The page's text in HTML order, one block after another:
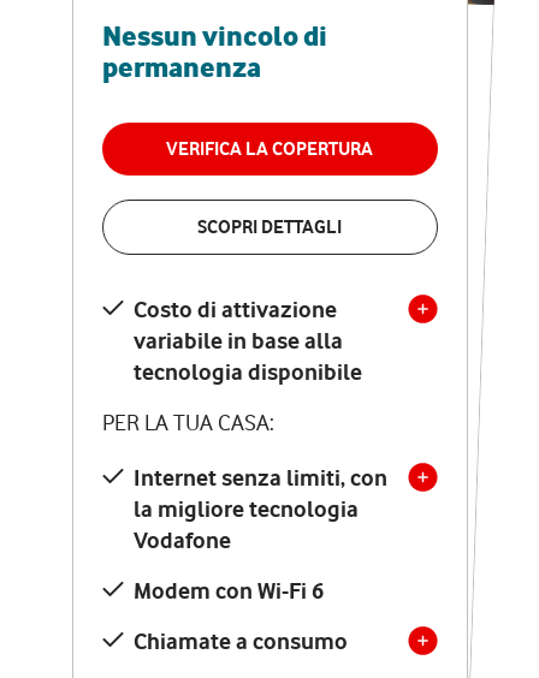
Nessun vincolo di
permanenza
VERIFICA LA COPERTURA
SCOPRI DETTAGLI
Costo di attivazione
variabile in base alla
tecnologia disponibile
PER LA TUA CASA:
Internet senza limiti, con
la migliore tecnologia
Vodafone
Modem con Wi-Fi 6
Chiamate a consumo
RETE FISSA + VODAFONE CLUB
29,95€
permanenza
VERIFICA LA COPERTURA
Costo di attivazione
variabile in base alla
tecnologia disponibile
PER LA TUA CASA:
Internet senza limiti, con
la migliore tecnologia
Vodafone
Modem Seven con Wi-Fi 7
Chiamate illimitate verso
numeri fissi e mobili
nazionali